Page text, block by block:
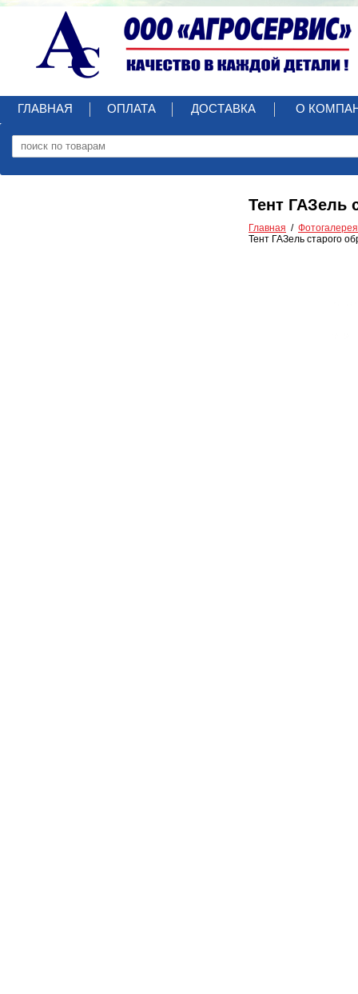
ГЛАВНАЯ ОПЛАТА ДОСТАВКА О
Тент ГАЗель
Главная
Фотогалерея
Тент ГАЗель старого